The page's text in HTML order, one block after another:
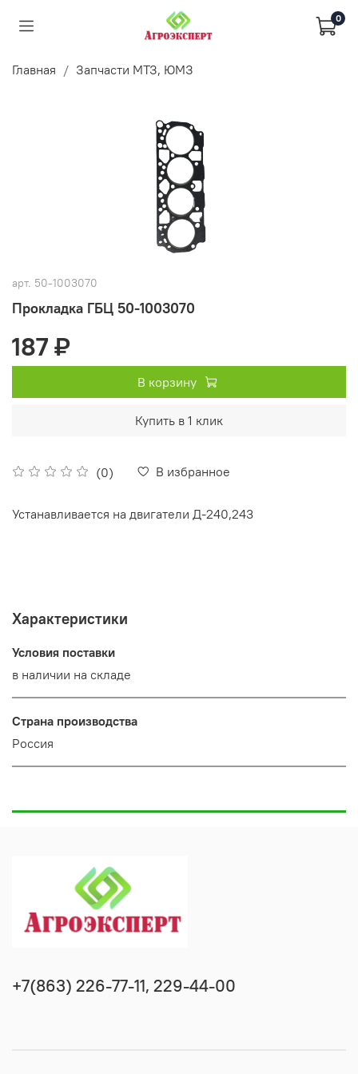
0
Главная Запчасти МТЗ, ЮМЗ
арт. 50-1003070
Прокладка ГБЦ 50-1003070
(0) В избранное
187 ₽
В корзину
Купить в 1 клик
Устанавливается на двигатели Д-240,243
Характеристики
Условия поставки
в наличии на складе
Страна производства
Россия
+7(863) 226-77-11, 229-44-00